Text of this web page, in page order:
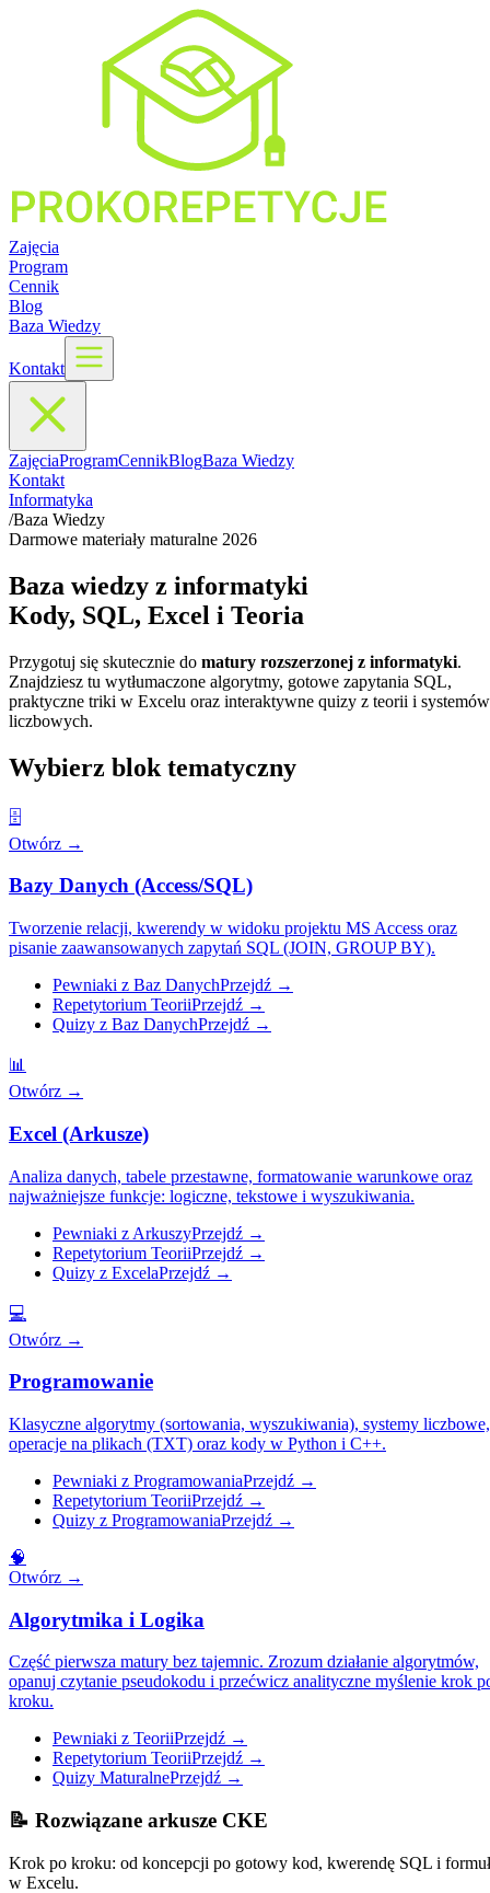
Zajęcia
Program
Cennik
Blog
Baza Wiedzy
Kontakt
ZajęciaProgramCennikBlogBaza Wiedzy
Kontakt
Informatyka
/Baza Wiedzy
Darmowe materiały maturalne 2026
Baza wiedzy z informatyki
Kody, SQL, Excel i Teoria
Przygotuj się skutecznie do matury rozszerzonej z informatyki.
Znajdziesz tu wytłumaczone algorytmy, gotowe zapytania SQL,
praktyczne triki w Excelu oraz interaktywne quizy z teorii i systemów
liczbowych.
Wybierz blok tematyczny
🗄️
Otwórz →
Bazy Danych (Access/SQL)
Tworzenie relacji, kwerendy w widoku projektu MS Access oraz
pisanie zaawansowanych zapytań SQL (JOIN, GROUP BY).
Pewniaki z Baz DanychPrzejdź →
Repetytorium TeoriiPrzejdź →
Quizy z Baz DanychPrzejdź →
📊
Otwórz →
Excel (Arkusze)
Analiza danych, tabele przestawne, formatowanie warunkowe oraz
najważniejsze funkcje: logiczne, tekstowe i wyszukiwania.
Pewniaki z ArkuszyPrzejdź →
Repetytorium TeoriiPrzejdź →
Quizy z ExcelaPrzejdź →
💻
Otwórz →
Programowanie
Klasyczne algorytmy (sortowania, wyszukiwania), systemy liczbowe,
operacje na plikach (TXT) oraz kody w Python i C++.
Pewniaki z ProgramowaniaPrzejdź →
Repetytorium TeoriiPrzejdź →
Quizy z ProgramowaniaPrzejdź →
🧠
Otwórz →
Algorytmika i Logika
Część pierwsza matury bez tajemnic. Zrozum działanie algorytmów,
opanuj czytanie pseudokodu i przećwicz analityczne myślenie krok
kroku.
Pewniaki z TeoriiPrzejdź →
Repetytorium TeoriiPrzejdź →
Quizy MaturalnePrzejdź →
📝 Rozwiązane arkusze CKE
Krok po kroku: od koncepcji po gotowy kod, kwerendę SQL i
w Excelu.